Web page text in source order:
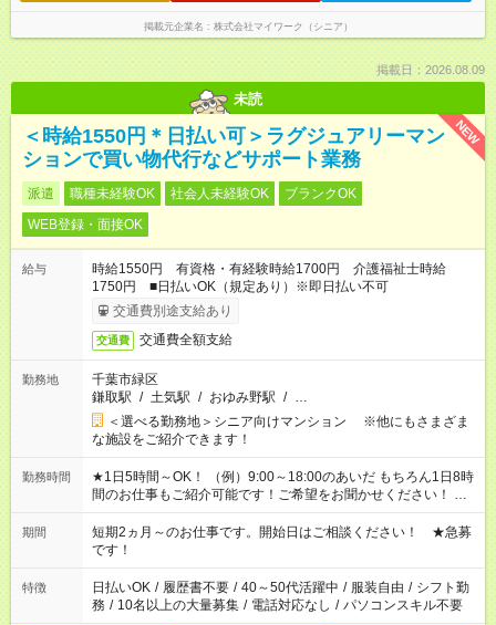
掲載元企業名 株式会社マイワーク（シニア）
掲載日：2026.08.09
未読
NEW
＜時給1550円＊日払い可＞ラグジュアリーマン
ションで買い物代行などサポート業務
派遣 職種未経験OK 社会人未経験OK
ブランクOK
WEB登録・面接OK
給与
時給1550円 有資格・有経験時給1700円 介護福祉士時給
1750円 ■日払いOK（規定あり）※即日払い不可
交通費別途支給あり
交通費 交通費全額支給
勤務地
千葉市緑区
鎌取駅 / 土気駅 / おゆみ野駅 / …
＜選べる勤務地＞シニア向けマンション ※他にもさまざま
な施設をご紹介できます！
勤務時間
★1日5時間～OK！ （例）9:00～18:00のあいだ もちろん1日8時
間のお仕事もご紹介可能です！ご希望をお聞かせください！ ★
家庭の都合でお休みが必要な場合も遠慮なくご相談ください。
※週最低15時間以上の勤務が必要です
期間
短期2ヵ月～のお仕事です。開始日はご相談ください！ ★急募
です！
特徴 日払いOK / 履歴書不要 / 40～50代活躍中 / 服装自由 / シフト勤
務 / 10名以上の大量募集 / 電話対応なし / パソコンスキル不要